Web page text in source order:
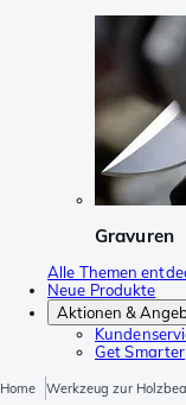
Gravuren
Alle Themen
Neue Produkte
Aktionen &
Get Smarter
Home Werkzeug zur